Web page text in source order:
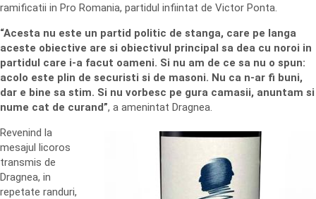
ramificatii in Pro Romania, partidul infiintat de Victor Ponta.
“Acesta nu este un partid politic de stanga, care pe langa
aceste obiective are si obiectivul principal sa dea cu noroi in
partidul care i-a facut oameni. Si nu am de ce sa nu o spun:
acolo este plin de securisti si de masoni. Nu ca n-ar fi buni,
dar e bine sa stim. Si nu vorbesc pe gura camasii, anuntam si
nume cat de curand”, a amenintat Dragnea.
Revenind la
mesajul licoros
transmis de
Dragnea, in
repetate randuri,